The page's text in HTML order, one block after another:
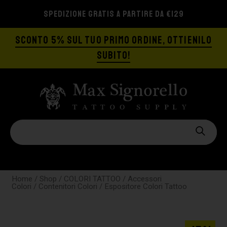
SPEDIZIONE GRATIS A PARTIRE DA €129
SCONTO 5% SUL TUO PRIMO ORDINE, OTTIENILO
SUBITO!
Home / Shop / COLORI TATTOO / Accessori
Colori / Contenitori Colori / Espositore Colori Tattoo